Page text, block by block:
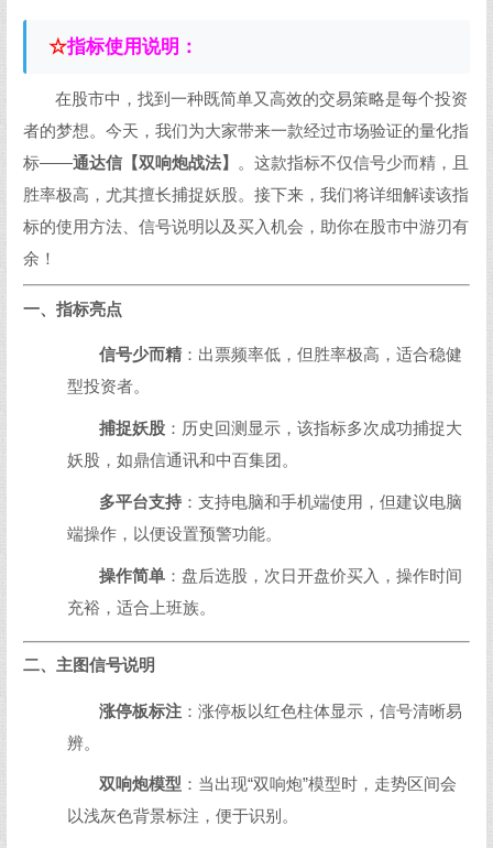
☆指标使用说明：
在股市中，找到一种既简单又高效的交易策略是每个投资
者的梦想。今天，我们为大家带来一款经过市场验证的量化指
标——通达信【双响炮战法】
。这款指标不仅信号少而精，且
胜率极高，尤其擅长捕捉妖股。接下来，我们将详细解读该指
标的使用方法、信号说明以及买入机会，助你在股市中游刃有
余！
一、指标亮点
信号少而精 ：出票频率低，但胜率极高，适合稳健
型投资者。
捕捉妖股 ：历史回测显示，该指标多次成功捕捉大
妖股，如鼎信通讯和中百集团。
多平台支持 ：支持电脑和手机端使用，但建议电脑
端操作，以便设置预警功能。
操作简单 ：盘后选股，次日开盘价买入，操作时间
充裕，适合上班族。
二、主图信号说明
涨停板标注 ：涨停板以红色柱体显示，信号清晰易
辨。
双响炮模型 ：当出现“双响炮”模型时，走势区间会
以浅灰色背景标注，便于识别。